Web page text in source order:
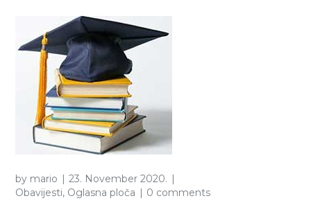
by mario
23. November 2020.
Obavijesti, Oglasna ploča 0 comments